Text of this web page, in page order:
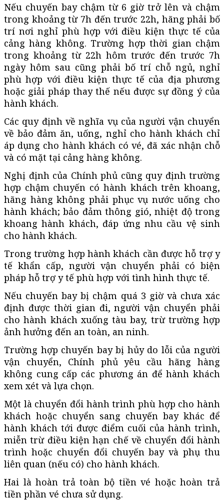
Nếu chuyến bay chậm từ 6 giờ trở lên và chậm
trong khoảng từ 7h đến trước 22h, hãng phải bố
trí nơi nghỉ phù hợp với điều kiện thực tế của
cảng hàng không. Trường hợp thời gian chậm
trong khoảng từ 22h hôm trước đến trước 7h
ngày hôm sau cũng phải bố trí chỗ ngủ, nghỉ
phù hợp với điều kiện thực tế của địa phương
hoặc giải pháp thay thế nếu được sự đồng ý của
hành khách.
Các quy định về nghĩa vụ của người vận chuyển
về bảo đảm ăn, uống, nghỉ cho hành khách chỉ
áp dụng cho hành khách có vé, đã xác nhận chỗ
và có mặt tại cảng hàng không.
Nghị định của Chính phủ cũng quy định trường
hợp chậm chuyến có hành khách trên khoang,
hãng hàng không phải phục vụ nước uống cho
hành khách; bảo đảm thông gió, nhiệt độ trong
khoang hành khách, đáp ứng nhu cầu vệ sinh
cho hành khách.
Trong trường hợp hành khách cần được hỗ trợ y
tế khẩn cấp, người vận chuyển phải có biện
pháp hỗ trợ y tế phù hợp với tình hình thực tế.
Nếu chuyến bay bị chậm quá 3 giờ và chưa xác
định được thời gian đi, người vận chuyển phải
cho hành khách xuống tàu bay, trừ trường hợp
ảnh hưởng đến an toàn, an ninh.
Trường hợp chuyến bay bị hủy do lỗi của người
vận chuyển, Chính phủ yêu cầu hãng hàng
không cung cấp các phương án để hành khách
xem xét và lựa chọn.
Một là chuyển đổi hành trình phù hợp cho hành
khách hoặc chuyển sang chuyến bay khác để
hành khách tới được điểm cuối của hành trình,
miễn trừ điều kiện hạn chế về chuyển đổi hành
trình hoặc chuyển đổi chuyến bay và phụ thu
liên quan (nếu có) cho hành khách.
Hai là hoàn trả toàn bộ tiền vé hoặc hoàn trả
tiền phần vé chưa sử dụng.